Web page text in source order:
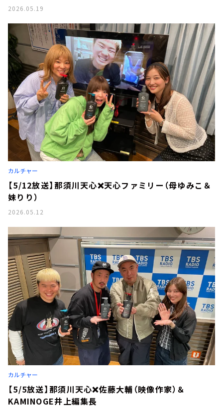
2026.05.19
カルチャー
【5/12放送】那須川天心❌天心ファミリー（母ゆみこ＆
妹りり）
2026.05.12
カルチャー
【5/5放送】那須川天心❌佐藤大輔（映像作家）＆
KAMINOGE井上編集長